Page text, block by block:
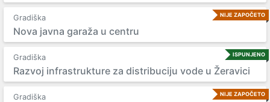
NIJE ZAPOČETO
Gradiška
Nova javna garaža u centru
ISPUNJENO
Gradiška
Razvoj infrastrukture za distribuciju vode u Žeravici
NIJE ZAPOČETO
Gradiška